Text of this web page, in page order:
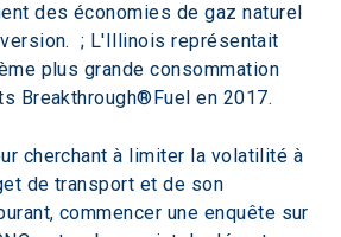
des économies de gaz naturel
; L'Illinois représentait
plus grande consommation
Breakthrough®Fuel en 2017.
cherchant à limiter la volatilité à
de transport et de son
commencer une enquête sur